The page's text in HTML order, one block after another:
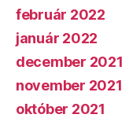
február 2022
január 2022
december 2021
november 2021
október 2021